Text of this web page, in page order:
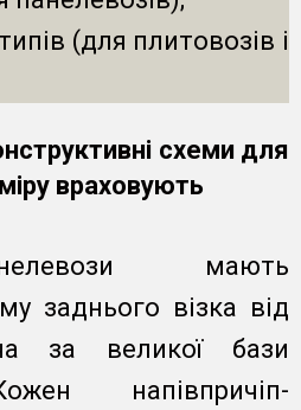
(для плитовозів і
схеми для
враховують
панелевози мають
заднього візка від
за великої бази
напівпричіп-